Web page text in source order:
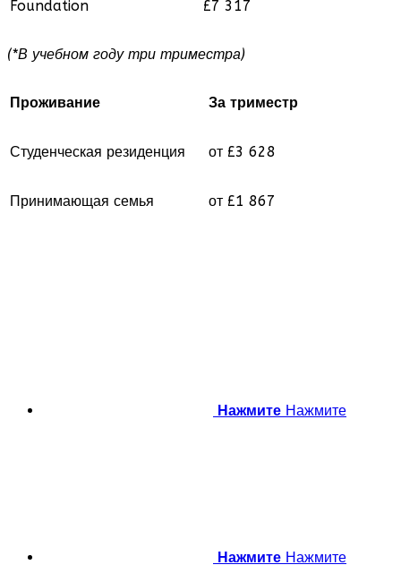
Foundation £7 317
(*В учебном году три триместра)
Проживание За триместр
Студенческая резиденция от £3 628
Принимающая семья от £1 867
Нажмите Нажмите
Нажмите Нажмите